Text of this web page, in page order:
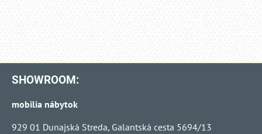
SHOWROOM:
mobilia nábytok
929 01 Dunajská Streda, Galantská cesta 5694/13